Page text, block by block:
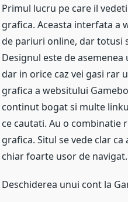
Primul lucru pe care il
grafica. Aceasta interfata a
de pariuri online, dar totusi
Designul este de
dar in orice caz vei gasi rar
grafica a websitului
continut bogat si multe
ce cautati. Au o combinatie
grafica. Situl se vede clar
chiar foarte usor de navigat.
Deschiderea unui cont la